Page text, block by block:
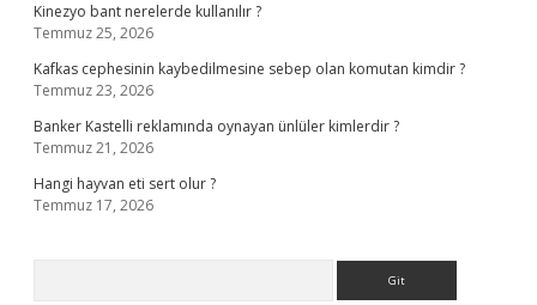
Kinezyo bant nerelerde kullanılır ?
Temmuz 25, 2026
Kafkas cephesinin kaybedilmesine sebep olan komutan kimdir ?
Temmuz 23, 2026
Banker Kastelli reklamında oynayan ünlüler kimlerdir ?
Temmuz 21, 2026
Hangi hayvan eti sert olur ?
Temmuz 17, 2026